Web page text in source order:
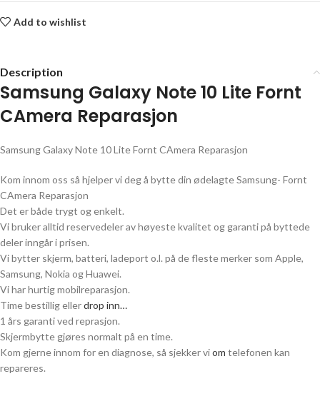
Add to wishlist
Description
Samsung Galaxy Note 10 Lite Fornt
CAmera Reparasjon
Samsung Galaxy Note 10 Lite Fornt CAmera Reparasjon
Kom innom oss så hjelper vi deg å bytte din ødelagte Samsung- Fornt
CAmera Reparasjon
Det er både trygt og enkelt.
Vi bruker alltid reservedeler av høyeste kvalitet og garanti på byttede
deler inngår i prisen.
Vi bytter skjerm, batteri, ladeport o.l. på de fleste merker som Apple,
Samsung, Nokia og Huawei.
Vi har hurtig mobilreparasjon.
Time bestillig ellerdrop inn…
1 års garanti ved reprasjon.
Skjermbytte gjøres normalt på en time.
Kom gjerne innom for en diagnose, så sjekker viom telefonen kan
repareres.